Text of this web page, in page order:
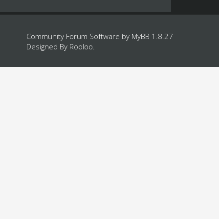
Community Forum Software by MyBB 1.8.27
Designed By Rooloo.